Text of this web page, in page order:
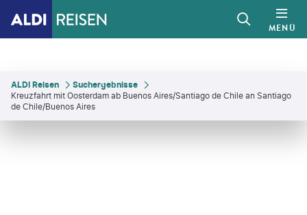
MENÜ
ALDI Reisen
Suchergebnisse
Kreuzfahrt mit Oosterdam ab Buenos Aires/Santiago de Chile an Santiago
de Chile/Buenos Aires